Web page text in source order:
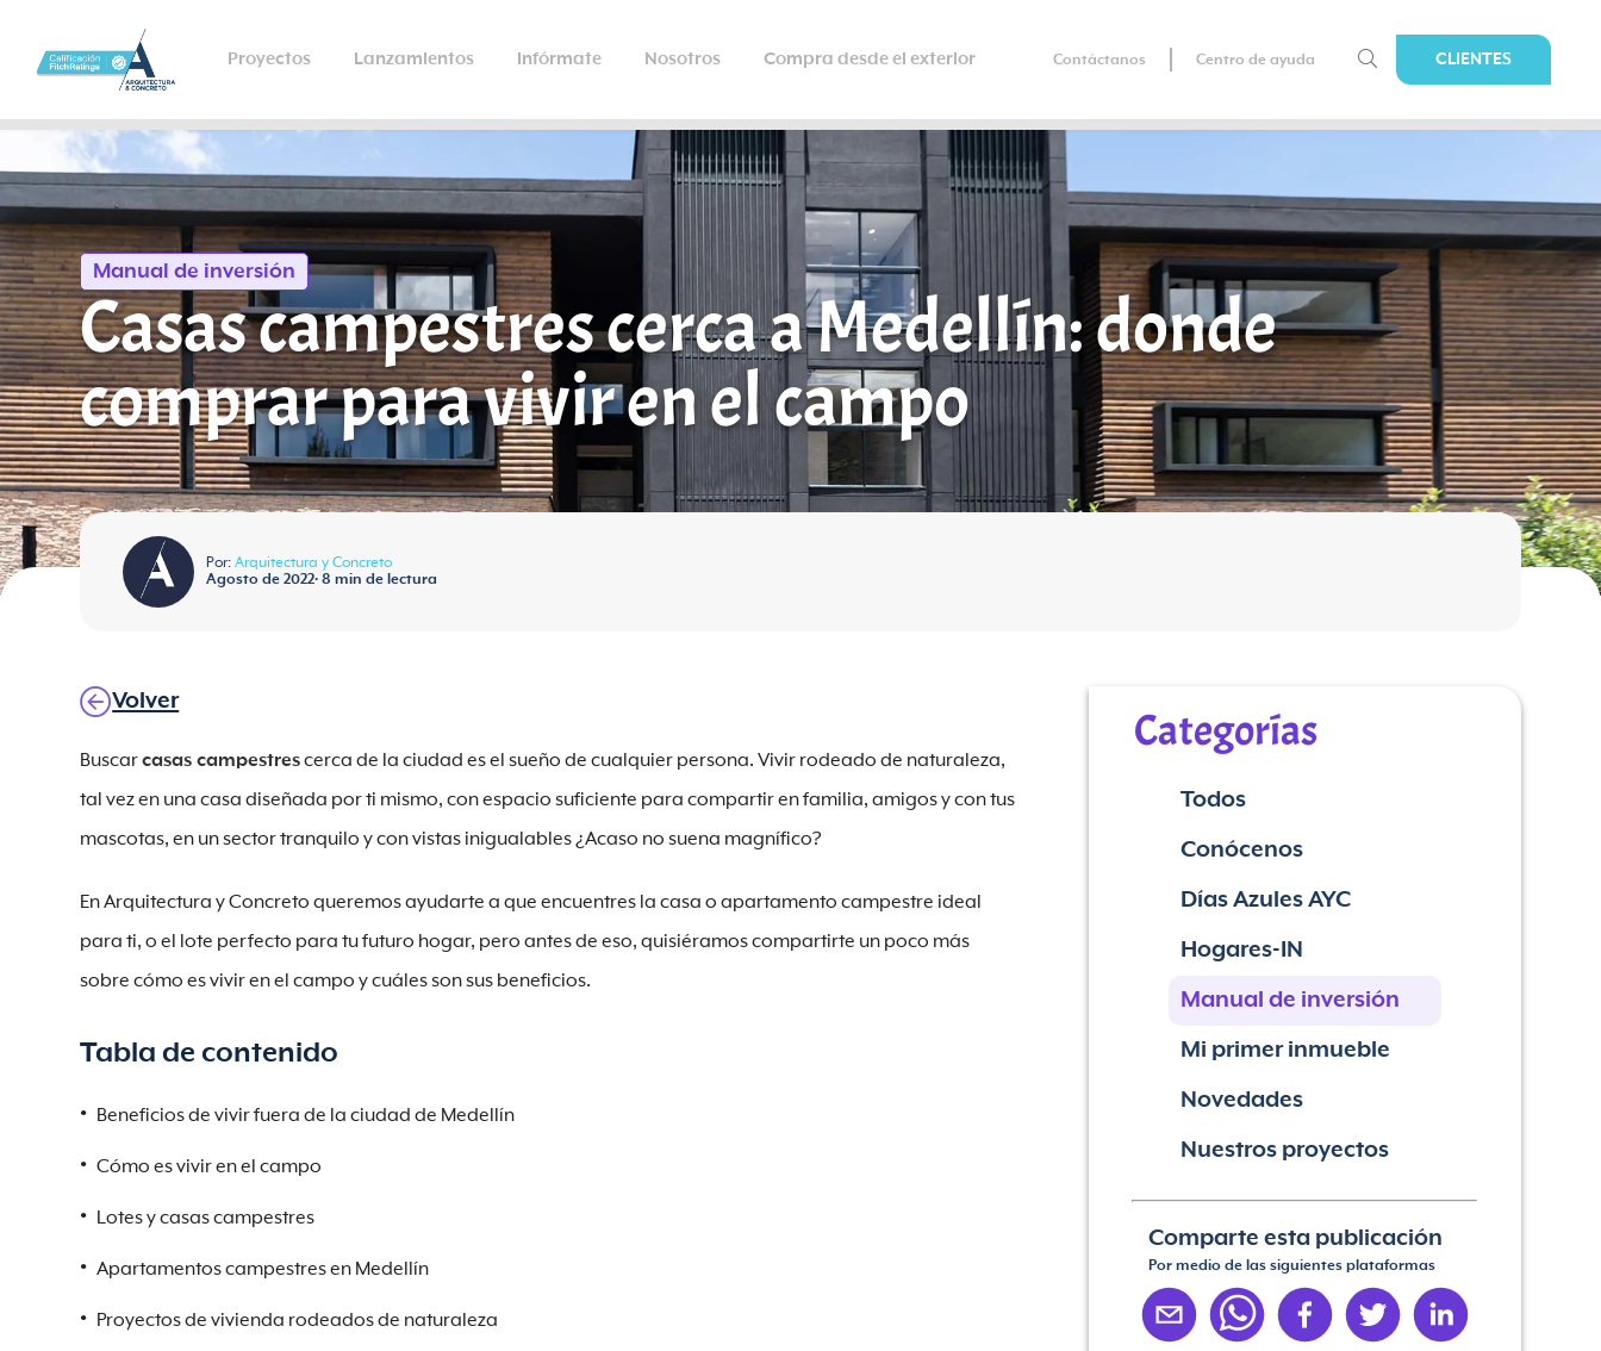
Proyectos Lanzamientos Infórmate Nosotros Compra desde el exterior Contáctanos Centro de ayuda CLIENTES
Manual de inversión
Casas campestres cerca a Medellín: donde
comprar para vivir en el campo
Por:Arquitectura y Concreto
Agosto de 2022• 8 min de lectura
Volver
Buscarcasas campestrescerca de la ciudad es el sueño de cualquier persona. Vivir rodeado de naturaleza,
tal vez en una casa diseñada por ti mismo, con espacio suficiente para compartir en familia, amigos y con tus
mascotas, en un sector tranquilo y con vistas inigualables ¿Acaso no suena magnífico?
En Arquitectura y Concreto queremos ayudarte a que encuentres la casa o apartamento campestre ideal
para ti, o el lote perfecto para tu futuro hogar, pero antes de eso, quisiéramos compartirte un poco más
sobre cómo es vivir en el campo y cuáles son sus beneficios.
Tabla de contenido
Beneficios de vivir fuera de la ciudad de Medellín
Cómo es vivir en el campo
Lotes y casas campestres
Apartamentos campestres en Medellín
Proyectos de vivienda rodeados de naturaleza
Categorías
Todos
Conócenos
Días Azules AYC
Hogares-IN
Manual de inversión
Mi primer inmueble
Novedades
Nuestros proyectos
Comparte esta publicación
Por medio de las siguientes plataformas